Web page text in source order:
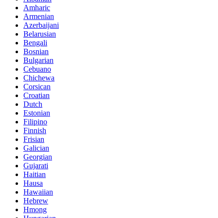
Amharic
Armenian
Azerbaijani
Belarusian
Bengali
Bosnian
Bulgarian
Cebuano
Chichewa
Corsican
Croatian
Dutch
Estonian
Filipino
Finnish
Frisian
Galician
Georgian
Gujarati
Haitian
Hausa
Hawaiian
Hebrew
Hmong